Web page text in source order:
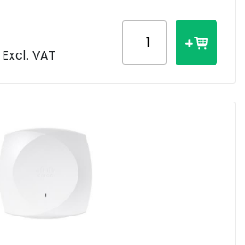
Excl. VAT